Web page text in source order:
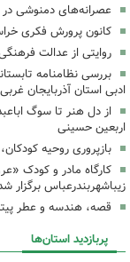
عصرانه‌های دمنوشی در
کانون پرورش فکری
روایتی از عدالت
بررسی نظامنامه
ادبی استان آذربایجان غربی
از دل هنر تا سوگ
اربعین حسینی
بازپروری روحیه
کارگاه مادر و کودک
زیباشهربندرعباس برگزار
قصه، هندسه و عطر
پربازدید استان‌ها